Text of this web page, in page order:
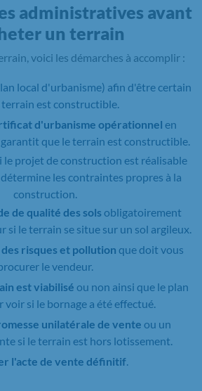
administratives avant
un terrain
voici les démarches à accomplir :
local d'urbanisme) afin d'être certain
terrain est constructible.
d'urbanisme opérationnel en
que le terrain est constructible.
le projet de construction est réalisable
les contraintes propres à la
construction.
de qualité des sols obligatoirement
si le terrain se situe sur un sol argileux.
risques et pollution que doit vous
le vendeur.
est viabilisé ou non ainsi que le plan
voir si le bornage a été effectué.
unilatérale de vente ou un
si le terrain est hors lotissement.
l'acte de vente définitif